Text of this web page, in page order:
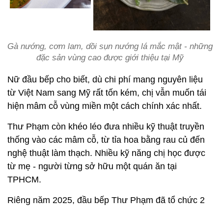
Gà nướng, cơm lam, dồi sụn nướng lá mắc mật - những
đặc sản vùng cao được giới thiệu tại Mỹ
Nữ đầu bếp cho biết, dù chi phí mang nguyên liệu
từ Việt Nam sang Mỹ rất tốn kém, chị vẫn muốn tái
hiện mâm cỗ vùng miền một cách chính xác nhất.
Thư Phạm còn khéo léo đưa nhiều kỹ thuật truyền
thống vào các mâm cỗ, từ tỉa hoa bằng rau củ đến
nghệ thuật làm thạch. Nhiều kỹ năng chị học được
từ mẹ - người từng sở hữu một quán ăn tại
TPHCM.
Riêng năm 2025, đầu bếp Thư Phạm đã tổ chức 2